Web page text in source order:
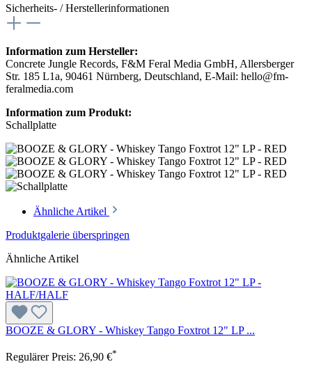
Sicherheits- / Herstellerinformationen
Information zum Hersteller:
Concrete Jungle Records, F&M Feral Media GmbH, Allersberger
Str. 185 L1a, 90461 Nürnberg, Deutschland, E-Mail: hello@fm-
feralmedia.com
Information zum Produkt:
Schallplatte
Ähnliche Artikel
Produktgalerie überspringen
Ähnliche Artikel
BOOZE & GLORY - Whiskey Tango Foxtrot 12" LP ...
Regulärer Preis: 26,90 €*